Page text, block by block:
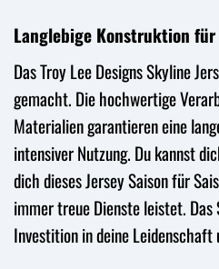
Langlebige Konstruktion
Das Troy Lee Designs Skyline
gemacht. Die hochwertige
Materialien garantieren eine
intensiver Nutzung. Du kannst
dich dieses Jersey Saison für
immer treue Dienste leistet.
Investition in deine Leidenschaft